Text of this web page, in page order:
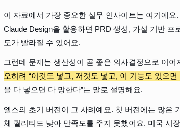
이 자료에서 가장 중요한 실무 인사이트는 여기예
Claude Design을 활용하면 PRD 생성, 가설 기반
도가 빨라질 수 있어요.
그런데 문제는 생산성이 곧 좋은 의사결정으로 이어
오히려 “이것도 넣고, 저것도 넣고, 이 기능도 있으
을 다 넣으면 다 망한다”는 말로 설명해요.
엘스의 초기 버전이 그 사례예요. 첫 버전에는 많은
체 퀄리티도 낮아 만족도를 주지 못했어요. 미국 시